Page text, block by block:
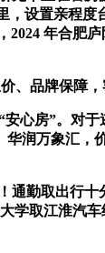
，设置亲程度
年合肥
品牌保障，
心房”。对于
润万象汇，
通勤取出行十
学取江淮汽